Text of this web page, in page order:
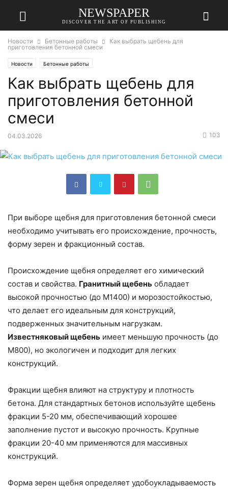
NEWSPAPER
DISCOVER THE ART OF PUBLISHING
Новости Бетонные работы
Как выбрать щебень для
приготовления бетонной смеси
Новости Бетонные работы
Как выбрать щебень для
приготовления бетонной
смеси
04.03.2026 103
При выборе щебня для приготовления бетонной смеси
необходимо учитывать его происхождение, прочность,
форму зерен и фракционный состав.
Происхождение щебня определяет его химический
состав и свойства. Гранитный щебень обладает
высокой прочностью (до М1400) и морозостойкостью,
что делает его идеальным для конструкций,
подверженных значительным нагрузкам.
Известняковый щебень имеет меньшую прочность (до
М800), но экологичен и подходит для легких
конструкций.
Фракции щебня влияют на структуру и плотность
бетона. Для стандартных бетонов используйте щебень
фракции 5-20 мм, обеспечивающий хорошее
заполнение пустот и высокую прочность. Крупные
фракции 20-40 мм применяются для массивных
конструкций.
Форма зерен щебня определяет удобоукладываемость